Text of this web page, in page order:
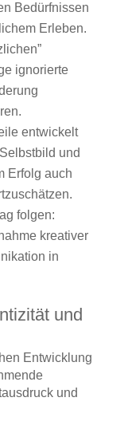
Bedürfnissen
Erleben.
ignorierte
entwickelt
und
Erfolg auch
folgen:
kreativer
in
und
Entwicklung
und